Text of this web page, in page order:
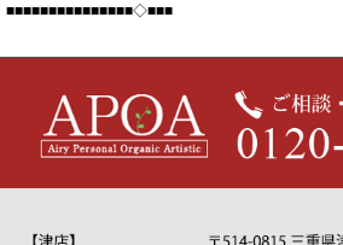
■■■■■■■■■■■■■■■◇■■■